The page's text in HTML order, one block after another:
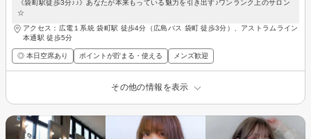
《袋町駅徒歩3分♪♪》あなたが本来もっている魅力を引き出す♪ワンランク上のサロン
☆
アクセス：広電１系統 袋町駅 徒歩4分（広島バス 袋町 徒歩3分）、アストラムライン
本通駅 徒歩5分
◎ 本日空席あり ポイントが貯まる・使える メンズ歓迎
その他の情報を表示